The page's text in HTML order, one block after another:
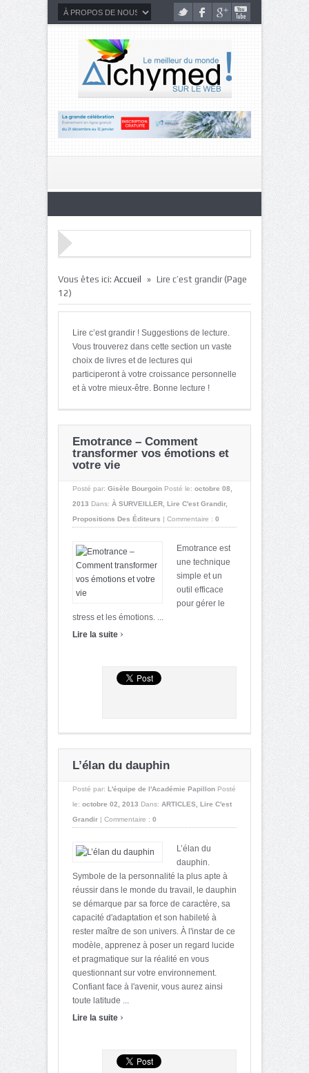
Vous êtes ici: Accueil » Lire c’est grandir(Page
12)
Lire c’est grandir ! Suggestions de lecture.
Vous trouverez dans cette section un vaste
choix de livres et de lectures qui
participeront à votre croissance personnelle
et à votre mieux-être. Bonne lecture !
Emotrance – Comment
transformer vos émotions et
votre vie
Posté par: Gisèle Bourgoin Posté le: octobre 08,
2013 Dans: À SURVEILLER Lire C'est Grandir,
Propositions Des Éditeurs | Commentaire : 0
Emotrance est
une technique
simple et un
outil efficace
pour gérer le
stress et les émotions. ...
Lire la suite ›
L’élan du dauphin
Posté par: L'équipe de l'Académie Papillon Posté
le: octobre 02, 2013 Dans: ARTICLES
Lire C'est
Grandir | Commentaire : 0
L’élan du
dauphin.
Symbole de la personnalité la plus apte à
réussir dans le monde du travail, le dauphin
se démarque par sa force de caractère, sa
capacité d'adaptation et son habileté à
rester maître de son univers. À l'instar de ce
modèle, apprenez à poser un regard lucide
et pragmatique sur la réalité en vous
questionnant sur votre environnement.
Confiant face à l'avenir, vous aurez ainsi
toute latitude ...
Lire la suite ›